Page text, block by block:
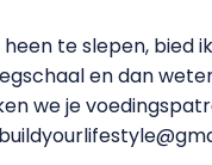
te slepen,
en dan
we je